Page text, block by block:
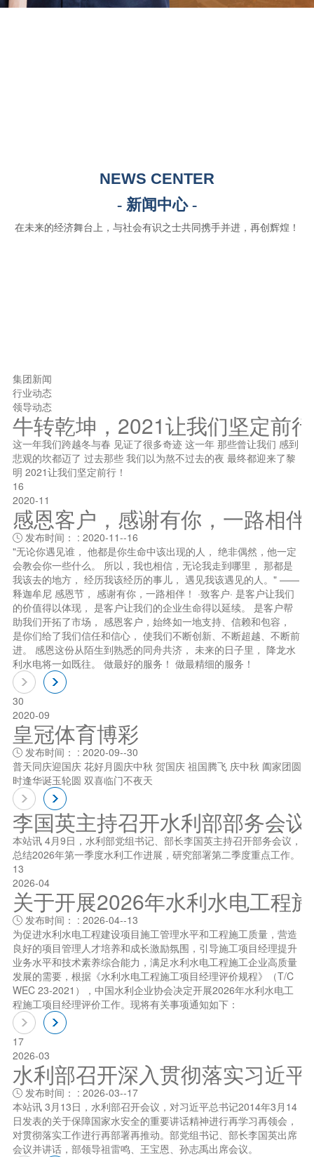
NEWS CENTER
- 新闻中心 -
在未来的经济舞台上，与社会有识之士共同携手并进，再创辉煌！
集团新闻
行业动态
领导动态
牛转乾坤，2021让我们坚定前
这一年我们跨越冬与春 见证了很多奇迹 这一年 那些曾让我们 感到
悲观的坎都迈了 过去那些 我们以为熬不过去的夜 最终都迎来了黎
明 2021让我们坚定前行！
16
2020-11
感恩客户，感谢有你，一路相伴
发布时间： : 2020-11--16
"无论你遇见谁， 他都是你生命中该出现的人， 绝非偶然，他一定
会教会你一些什么。 所以，我也相信，无论我走到哪里， 那都是
我该去的地方， 经历我该经历的事儿， 遇见我该遇见的人。" ——
释迦牟尼 感恩节， 感谢有你，一路相伴！ ·致客户· 是客户让我们
的价值得以体现， 是客户让我们的企业生命得以延续。 是客户帮
助我们开拓了市场， 感恩客户，始终如一地支持、信赖和包容，
是你们给了我们信任和信心， 使我们不断创新、不断超越、不断前
进。 感恩这份从陌生到熟悉的同舟共济， 未来的日子里， 降龙水
利水电将一如既往。 做最好的服务！ 做最精细的服务！
30
2020-09
皇冠体育博彩
发布时间： : 2020-09--30
普天同庆迎国庆 花好月圆庆中秋 贺国庆 祖国腾飞 庆中秋 阖家团圆
时逢华诞玉轮圆 双喜临门不夜天
李国英主持召开水利部部务会议
本站讯 4月9日，水利部党组书记、部长李国英主持召开部务会议，
总结2026年第一季度水利工作进展，研究部署第二季度重点工作。
13
2026-04
关于开展2026年水利水电工程
发布时间： : 2026-04--13
为促进水利水电工程建设项目施工管理水平和工程施工质量，营造
良好的项目管理人才培养和成长激励氛围，引导施工项目经理提升
业务水平和技术素养综合能力，满足水利水电工程施工企业高质量
发展的需要，根据《水利水电工程施工项目经理评价规程》（T/C
WEC 23-2021），中国水利企业协会决定开展2026年水利水电工
程施工项目经理评价工作。现将有关事项通知如下：
17
2026-03
水利部召开深入贯彻落实习近
发布时间： : 2026-03--17
本站讯 3月13日，水利部召开会议，对习近平总书记2014年3月14
日发表的关于保障国家水安全的重要讲话精神进行再学习再领会，
对贯彻落实工作进行再部署再推动。部党组书记、部长李国英出席
会议并讲话，部领导祖雷鸣、王宝恩、孙志禹出席会议。